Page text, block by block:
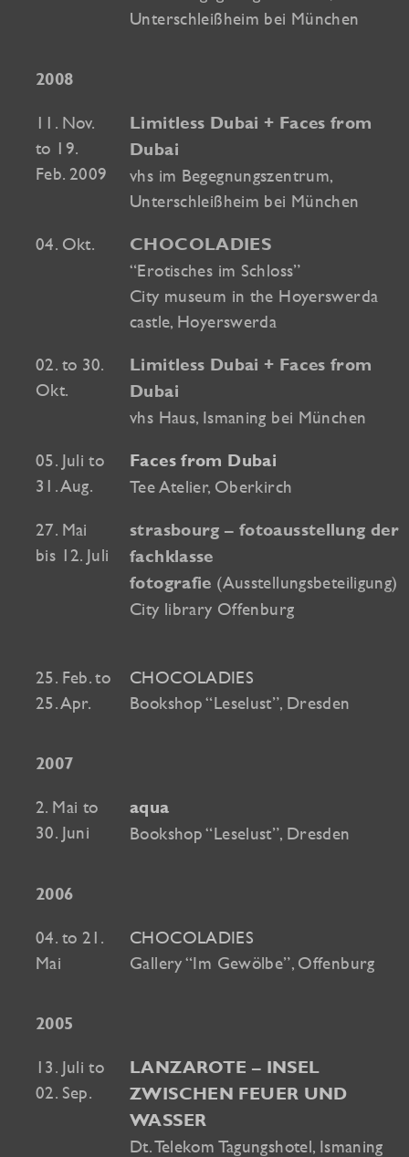
Unterschleißheim bei München
2008
11. Nov.
to 19.
Feb. 2009
Limitless Dubai + Faces from
Dubai
vhs im Begegnungszentrum,
Unterschleißheim bei München
04. Okt. CHOCOLADIES
“Erotisches im Schloss”
City museum in the Hoyerswerda
castle, Hoyerswerda
02. to 30.
Okt.
Limitless Dubai + Faces from
Dubai
vhs Haus, Ismaning bei München
05. Juli to
31. Aug.
Faces from Dubai
Tee Atelier, Oberkirch
27. Mai
bis 12. Juli
strasbourg – fotoausstellung der
fachklasse
fotografie (Ausstellungsbeteiligung)
City library Offenburg
25. Feb. to
25. Apr.
CHOCOLADIES
Bookshop “Leselust”, Dresden
2007
2. Mai to
30. Juni
aqua
Bookshop “Leselust”, Dresden
2006
04. to 21.
Mai
CHOCOLADIES
Gallery “Im Gewölbe”, Offenburg
2005
13. Juli to
02. Sep.
LANZAROTE – INSEL
ZWISCHEN FEUER UND
WASSER
Dt. Telekom Tagungshotel, Ismaning